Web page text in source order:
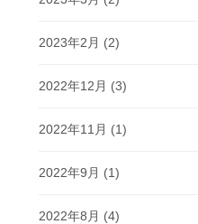
2023年2月 (2)
2022年12月 (3)
2022年11月 (1)
2022年9月 (1)
2022年8月 (4)